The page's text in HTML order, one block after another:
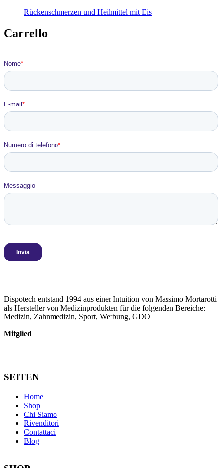
Rückenschmerzen und Heilmittel mit Eis
Carrello
Dispotech entstand 1994 aus einer Intuition von Massimo Mortarotti
als Hersteller von Medizinprodukten für die folgenden Bereiche:
Medizin, Zahnmedizin, Sport, Werbung, GDO
Mitglied
SEITEN
Home
Shop
Chi Siamo
Rivenditori
Contattaci
Blog